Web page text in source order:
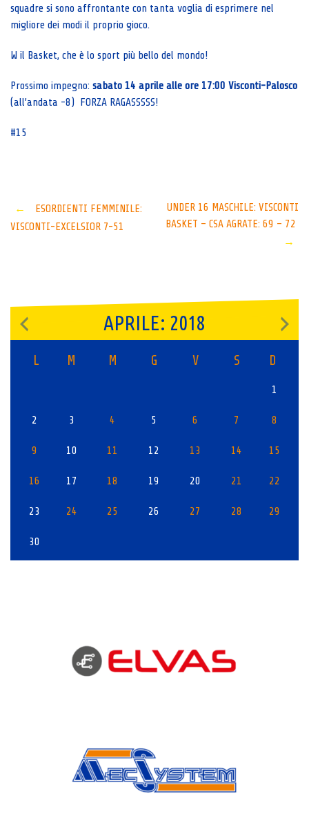
squadre si sono affrontante con tanta voglia di esprimere nel
migliore dei modi il proprio gioco.
W il Basket, che è lo sport più bello del mondo!
Prossimo impegno: sabato 14 aprile alle ore 17:00 Visconti-Palosco
(all’andata -8) FORZA RAGASSSSS!
#15
Post
←
ESORDIENTI FEMMINILE:
VISCONTI-EXCELSIOR 7-51
UNDER 16 MASCHILE: VISCONTI
BASKET – CSA AGRATE: 69 – 72
→
APRILE: 2018
L M M G V S D
1
2 3 4 5 6 7 8
9 10 11 12 13 14 15
16 17 18 19 20 21 22
23 24 25 26 27 28 29
30